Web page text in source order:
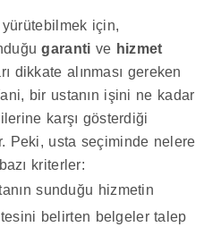
için,
garanti ve hizmet
dikkate alınması gereken
bir ustanın işini ne kadar
karşı gösterdiği
Peki, usta seçiminde nelere
kriterler:
sunduğu hizmetin
belirten belgeler talep